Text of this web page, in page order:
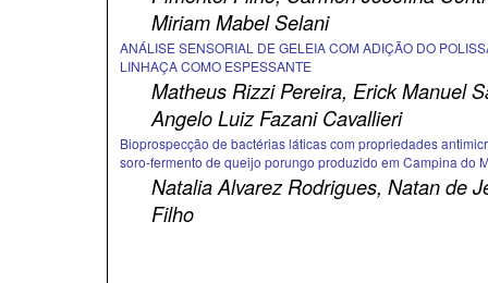
Miriam Mabel Selani
ANÁLISE SENSORIAL DE GELEIA COM ADIÇÃO DO
LINHAÇA COMO ESPESSANTE
Matheus Rizzi Pereira, Erick Manuel
Angelo Luiz Fazani Cavallieri
Bioprospecção de bactérias láticas com propriedades
soro-fermento de queijo porungo produzido em Campina do
Natalia Alvarez Rodrigues, Natan de
Filho